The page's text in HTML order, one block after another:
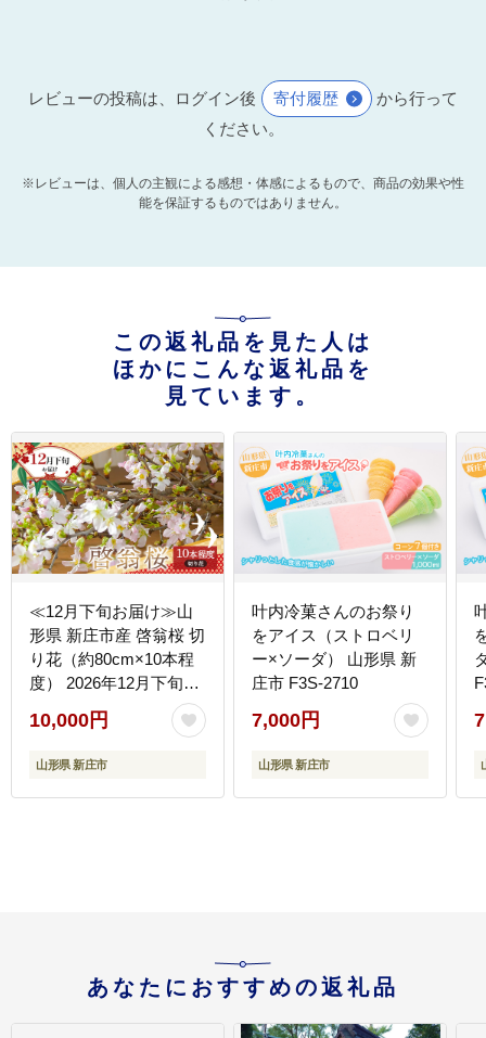
レビューの投稿は、ログイン後 寄付履歴
から行って
ください。
※レビューは、個人の主観による感想・体感によるもので、商品の効果や性
能を保証するものではありません。
この返礼品を見た人は
ほかにこんな返礼品を
見ています。
≪12月下旬お届け≫山
形県 新庄市産 啓翁桜 切
り花（約80cm×10本程
度） 2026年12月下旬か
ら順次発送 新年 新春 元
旦 正月 飾り 年末 年内
桜 さくら 植物 花 贈答
ト 自宅 家庭 F3S-2708
10,000円
山形県 新庄市
叶内冷菓さんのお祭り
をアイス（ストロベリ
ー×ソーダ） 山形県 新
庄市 F3S-2710
7,000円
山形県 新庄市
あなたにおすすめの返礼品